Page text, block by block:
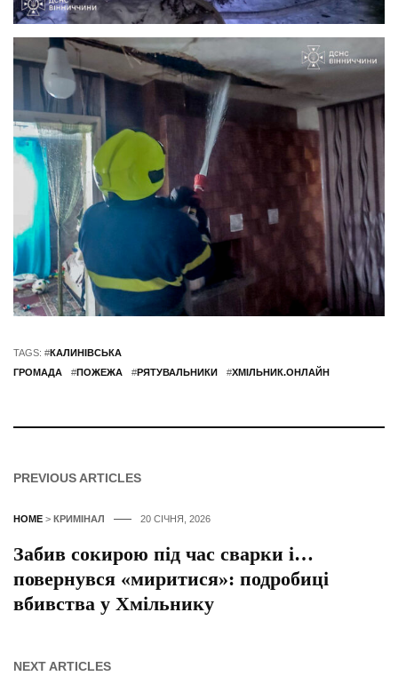
TAGS: #КАЛИНІВСЬКА
ГРОМАДА
#ПОЖЕЖА #РЯТУВАЛЬНИКИ #ХМІЛЬНИК.ОНЛАЙН
PREVIOUS ARTICLES
HOME > КРИМІНАЛ 20 СІЧНЯ, 2026
Забив сокирою під час сварки і…
повернувся «миритися»: подробиці
вбивства у Хмільнику
NEXT ARTICLES